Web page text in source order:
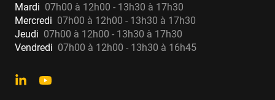
Mardi 07h00 à 12h00 - 13h30 à 17h30
Mercredi 07h00 à 12h00 - 13h30 à 17h30
Jeudi 07h00 à 12h00 - 13h30 à 17h30
Vendredi 07h00 à 12h00 - 13h30 à 16h45